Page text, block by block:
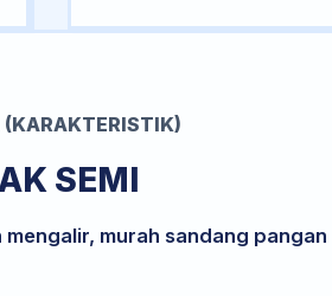
(KARAKTERISTIK)
SEMI
mengalir, murah sandang pangan